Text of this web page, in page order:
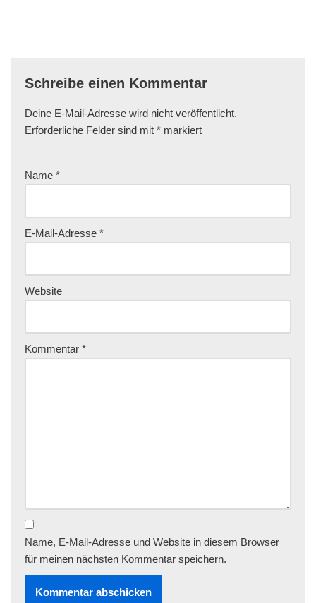
Schreibe einen Kommentar
Deine E-Mail-Adresse wird nicht veröffentlicht.
Erforderliche Felder sind mit * markiert
Name *
E-Mail-Adresse *
Website
Kommentar *
Name, E-Mail-Adresse und Website in diesem Browser
für meinen nächsten Kommentar speichern.